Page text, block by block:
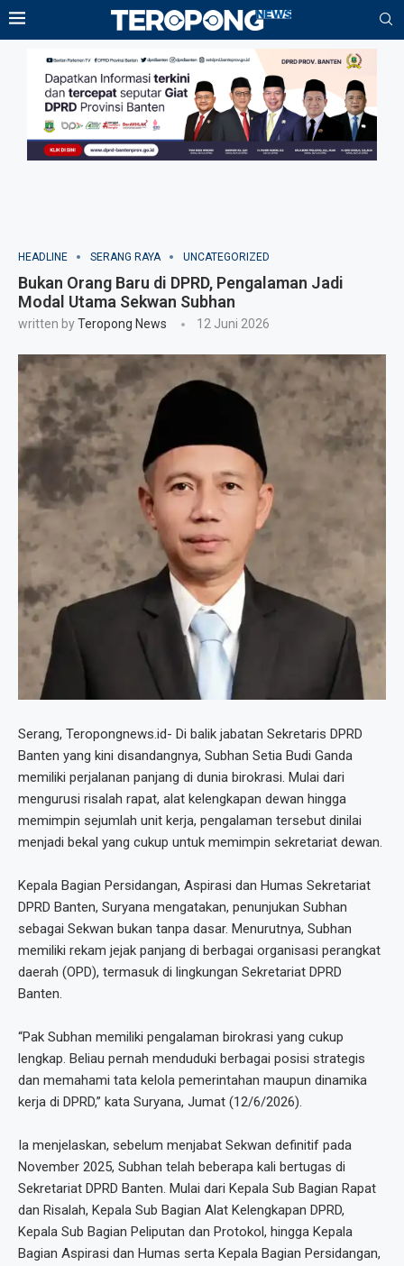
HEADLINE SERANG RAYA UNCATEGORIZED
Bukan Orang Baru di DPRD, Pengalaman Jadi
Modal Utama Sekwan Subhan
written byTeropong News 12 Juni 2026
Serang, Teropongnews.id- Di balik jabatan Sekretaris DPRD
Banten yang kini disandangnya, Subhan Setia Budi Ganda
memiliki perjalanan panjang di dunia birokrasi. Mulai dari
mengurusi risalah rapat, alat kelengkapan dewan hingga
memimpin sejumlah unit kerja, pengalaman tersebut dinilai
menjadi bekal yang cukup untuk memimpin sekretariat dewan.
Kepala Bagian Persidangan, Aspirasi dan Humas Sekretariat
DPRD Banten, Suryana mengatakan, penunjukan Subhan
sebagai Sekwan bukan tanpa dasar. Menurutnya, Subhan
memiliki rekam jejak panjang di berbagai organisasi perangkat
daerah (OPD), termasuk di lingkungan Sekretariat DPRD
Banten.
“Pak Subhan memiliki pengalaman birokrasi yang cukup
lengkap. Beliau pernah menduduki berbagai posisi strategis
dan memahami tata kelola pemerintahan maupun dinamika
kerja di DPRD,” kata Suryana, Jumat (12/6/2026).
Ia menjelaskan, sebelum menjabat Sekwan definitif pada
November 2025, Subhan telah beberapa kali bertugas di
Sekretariat DPRD Banten. Mulai dari Kepala Sub Bagian Rapat
dan Risalah, Kepala Sub Bagian Alat Kelengkapan DPRD,
Kepala Sub Bagian Peliputan dan Protokol, hingga Kepala
Bagian Aspirasi dan Humas serta Kepala Bagian Persidangan,